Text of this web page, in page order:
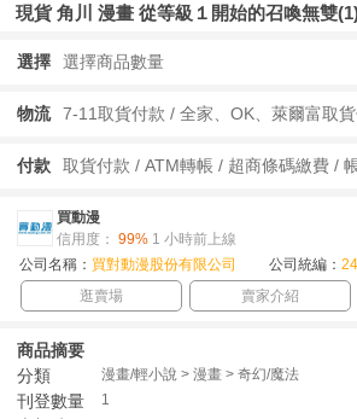
現貨 角川 漫畫 從等級１開始的召喚無雙
選擇 選擇商品數量
物流
付款 取貨付款 / ATM轉帳 / 超商條碼繳費 /
買動漫
信用度： 99% 1 小時前上線
公司名稱： 買對動漫股份有限公司 公司統編：
逛賣場
賣家介紹
商品摘要
分類
漫畫/輕小說 > 漫畫 > 奇幻/魔法
刊登數量 1